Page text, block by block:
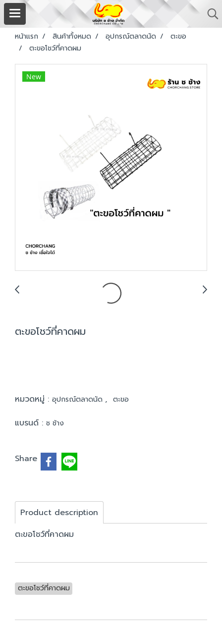
หน้าแรก สินค้าทั้งหมด อุปกรณ์ตลาดนัด
ตะขอ
ตะขอโชว์ที่คาดผม
New
ตะขอโชว์ที่คาดผม
หมวดหมู่ : อุปกรณ์ตลาดนัด , ตะขอ
แบรนด์ : ช ช้าง
Share
Product description
ตะขอโชว์ที่คาดผม
ตะขอโชว์ที่คาดผม